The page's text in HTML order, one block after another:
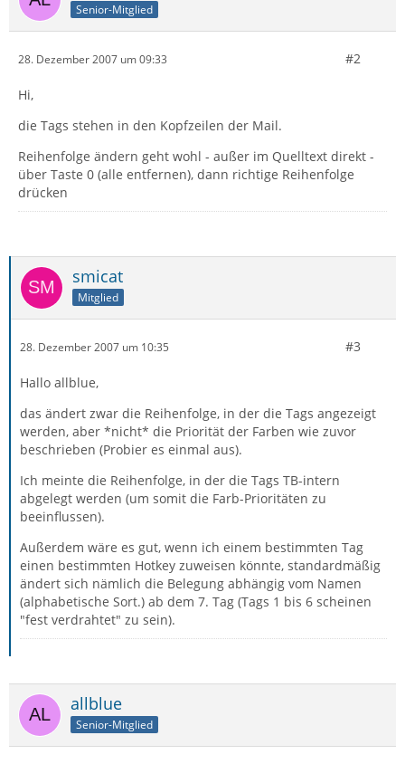
Senior-Mitglied
28. Dezember 2007 um 09:33 #2
Hi,
die Tags stehen in den Kopfzeilen der Mail.
Reihenfolge ändern geht wohl - außer im Quelltext direkt -
über Taste 0 (alle entfernen), dann richtige Reihenfolge
drücken
smicat
Mitglied
28. Dezember 2007 um 10:35 #3
Hallo allblue,
das ändert zwar die Reihenfolge, in der die Tags angezeigt
werden, aber *nicht* die Priorität der Farben wie zuvor
beschrieben (Probier es einmal aus).
Ich meinte die Reihenfolge, in der die Tags TB-intern
abgelegt werden (um somit die Farb-Prioritäten zu
beeinflussen).
Außerdem wäre es gut, wenn ich einem bestimmten Tag
einen bestimmten Hotkey zuweisen könnte, standardmäßig
ändert sich nämlich die Belegung abhängig vom Namen
(alphabetische Sort.) ab dem 7. Tag (Tags 1 bis 6 scheinen
"fest verdrahtet" zu sein).
allblue
Senior-Mitglied